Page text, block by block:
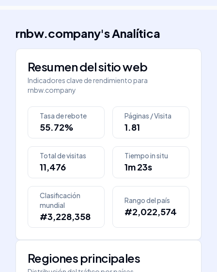
rnbw.company'sAnalítica
Resumen del sitio web
Indicadores clave de rendimiento para
rnbw.company
Tasa de rebote
55.72%
Páginas / Visita
1.81
Total de visitas
11,476
Tiempo in situ
1m 23s
Clasificación
mundial
#3,228,358
Rango del país
#2,022,574
Regiones principales